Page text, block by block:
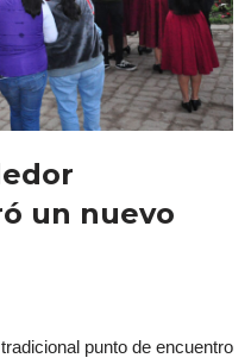
un nuevo
punto de encuentro